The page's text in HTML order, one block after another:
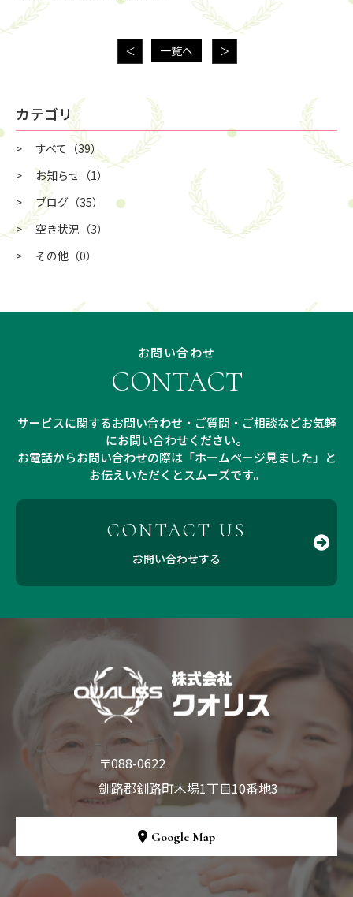
＜ 一覧へ ＞
カテゴリ
すべて （39）
お知らせ （1）
ブログ （35）
空き状況 （3）
その他 （0）
お問い合わせ
CONTACT
サービスに関するお問い合わせ・ご質問・ご相談などお気軽
にお問い合わせください。
お電話からお問い合わせの際は「ホームページ見ました」と
お伝えいただくとスムーズです。
CONTACT US
お問い合わせする
〒088-0622
釧路郡釧路町木場1丁目10番地3
Google Map